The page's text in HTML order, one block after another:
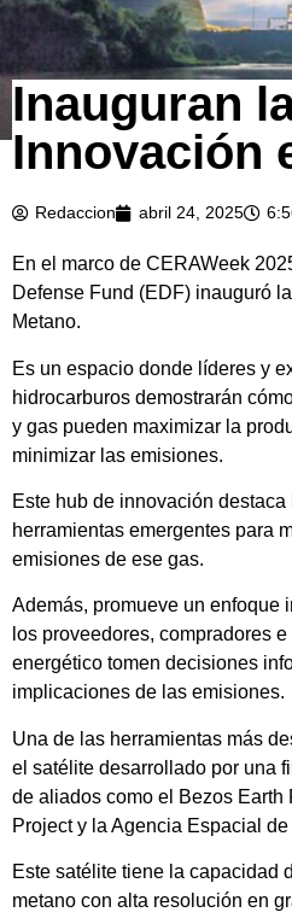
Inauguran
Innovación
Redaccion abril 24, 2025
En el marco de CERAWeek
Defense Fund (EDF) inauguró la
Metano.
Es un espacio donde líderes y
hidrocarburos demostrarán
y gas pueden maximizar la
minimizar las emisiones.
Este hub de innovación
herramientas emergentes para
emisiones de ese gas.
Además, promueve un enfoque
los proveedores, compradores
energético tomen decisiones
implicaciones de las emisiones.
Una de las herramientas más
el satélite desarrollado por una
de aliados como el Bezos Earth
Project y la Agencia Espacial
Este satélite tiene la capacidad
metano con alta resolución en